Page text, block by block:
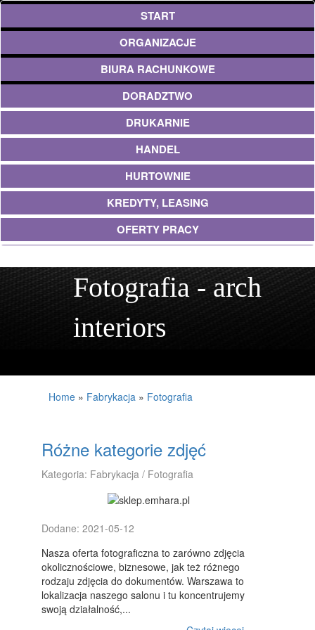
START
ORGANIZACJE
BIURA RACHUNKOWE
DORADZTWO
DRUKARNIE
HANDEL
HURTOWNIE
KREDYTY, LEASING
OFERTY PRACY
BANKI, PRZELEWY, WALUTY, KANTORY
USŁUGI BUDOWLANE
PROJEKTOWANIE
MATERIAŁY BUDOWLANE
DRZWI I OKNA
KLIMATYZACJA I WENTYLACJA
NIERUCHOMOŚCI, DZIAŁKI
DOMY, MIESZKANIA
DZIEDZINY NAUKOWE
PLACÓWKI EDUKACYJNE
KURSY JĘZYKOWE
Fotografia - arch
interiors
Home » Fabrykacja » Fotografia
Różne kategorie zdjęć
Kategoria: Fabrykacja / Fotografia
Dodane: 2021-05-12
Nasza oferta fotograficzna to zarówno zdjęcia
okolicznościowe, biznesowe, jak też różnego
rodzaju zdjęcia do dokumentów. Warszawa to
lokalizacja naszego salonu i tu koncentrujemy
swoją działalność,...